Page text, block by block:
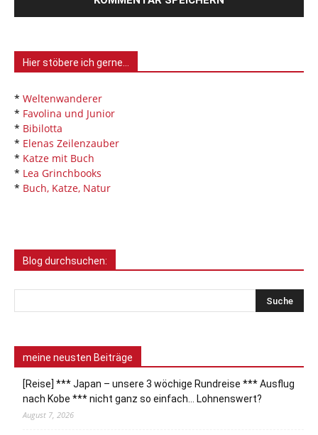
Hier stöbere ich gerne…
* Weltenwanderer
* Favolina und Junior
* Bibilotta
* Elenas Zeilenzauber
* Katze mit Buch
* Lea Grinchbooks
* Buch, Katze, Natur
Blog durchsuchen:
meine neusten Beiträge
[Reise] *** Japan – unsere 3 wöchige Rundreise *** Ausflug
nach Kobe *** nicht ganz so einfach… Lohnenswert?
August 7, 2026